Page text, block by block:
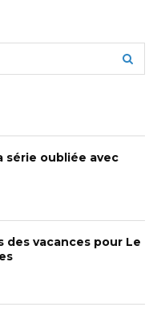
C
série oubliée avec
des vacances pour Le